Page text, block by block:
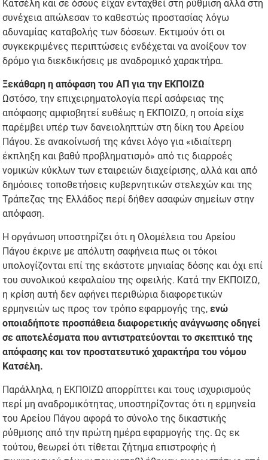
Κατσέλη και σε όσους είχαν ενταχθεί στη ρύθμιση αλλά στη
συνέχεια απώλεσαν το καθεστώς προστασίας λόγω
αδυναμίας καταβολής των δόσεων. Εκτιμούν ότι οι
συγκεκριμένες περιπτώσεις ενδέχεται να ανοίξουν τον
δρόμο για διεκδικήσεις με αναδρομικό χαρακτήρα.
Ξεκάθαρη η απόφαση του ΑΠ για την ΕΚΠΟΙΖΩ
Ωστόσο, την επιχειρηματολογία περί ασάφειας της
απόφασης αμφισβητεί ευθέως η ΕΚΠΟΙΖΩ, η οποία είχε
παρέμβει υπέρ των δανειοληπτών στη δίκη του Αρείου
Πάγου. Σε ανακοίνωσή της κάνει λόγο για «ιδιαίτερη
έκπληξη και βαθύ προβληματισμό» από τις διαρροές
νομικών κύκλων των εταιρειών διαχείρισης, αλλά και από
δημόσιες τοποθετήσεις κυβερνητικών στελεχών και της
Τράπεζας της Ελλάδος περί δήθεν ασαφών σημείων στην
απόφαση.
Η οργάνωση υποστηρίζει ότι η Ολομέλεια του Αρείου
Πάγου έκρινε με απόλυτη σαφήνεια πως οι τόκοι
υπολογίζονται επί της εκάστοτε μηνιαίας δόσης και όχι επί
του συνολικού κεφαλαίου της οφειλής. Κατά την ΕΚΠΟΙΖΩ,
η κρίση αυτή δεν αφήνει περιθώρια διαφορετικών
ερμηνειών ως προς τον τρόπο εφαρμογής της,ενώ
οποιαδήποτε προσπάθεια διαφορετικής ανάγνωσης οδηγεί
σε αποτελέσματα που αντιστρατεύονται το σκεπτικό της
απόφασης και τον προστατευτικό χαρακτήρα του νόμου
Κατσέλη.
Παράλληλα, η ΕΚΠΟΙΖΩ απορρίπτει και τους ισχυρισμούς
περί μη αναδρομικότητας, υποστηρίζοντας ότι η ερμηνεία
του Αρείου Πάγου αφορά το σύνολο της δικαστικής
ρύθμισης από την πρώτη ημέρα εφαρμογής της. Ως εκ
τούτου, θεωρεί ότι τίθεται ζήτημα επιστροφής ή